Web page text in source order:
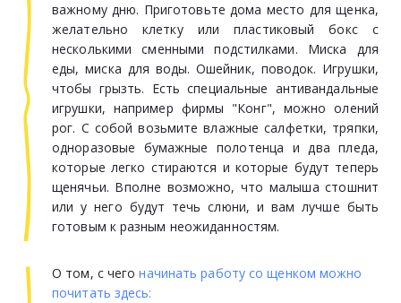
важному дню. Приготовьте дома место для щенка,
желательно клетку или пластиковый бокс с
несколькими сменными подстилками. Миска для
еды, миска для воды. Ошейник, поводок. Игрушки,
чтобы грызть. Есть специальные антивандальные
игрушки, например фирмы "Конг", можно олений
рог. С собой возьмите влажные салфетки, тряпки,
одноразовые бумажные полотенца и два пледа,
которые легко стираются и которые будут теперь
щенячьи. Вполне возможно, что малыша стошнит
или у него будут течь слюни, и вам лучше быть
готовым к разным неожиданностям.
О том, с чего начинать работу со щенком можно
почитать здесь: